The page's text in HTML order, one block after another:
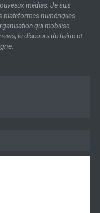
médias. Je suis
plateformes numériques.
qui mobilise
le discours de haine et